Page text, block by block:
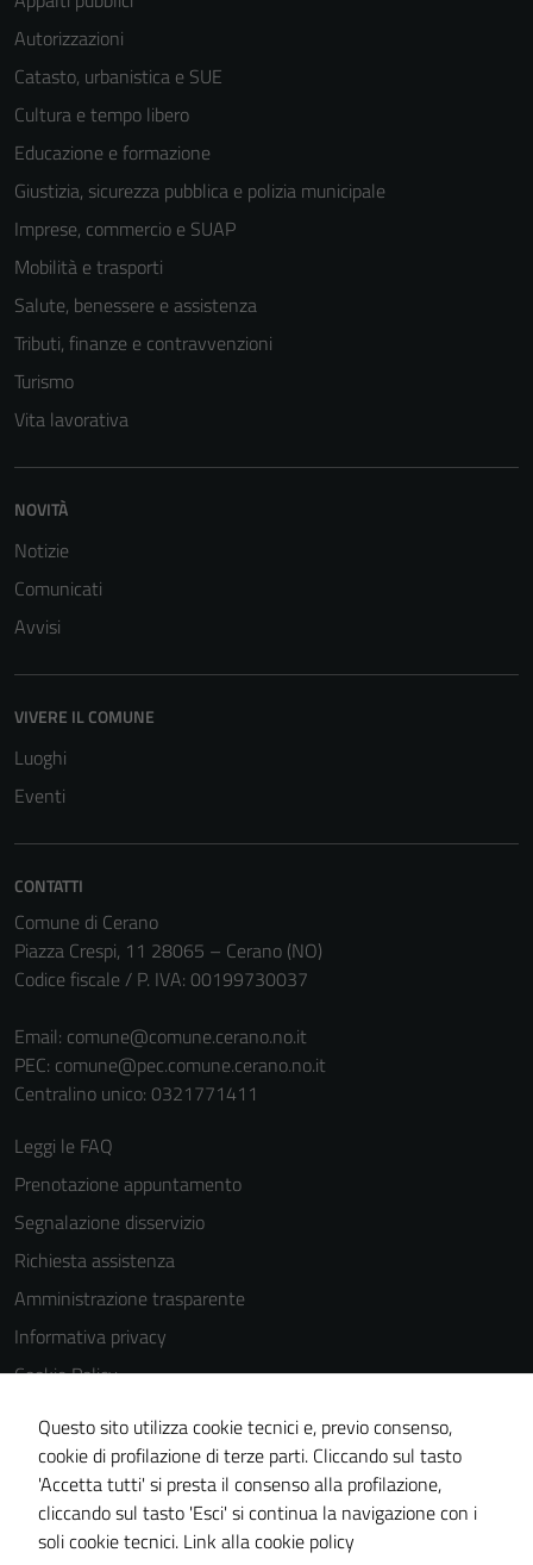
Autorizzazioni
Catasto, urbanistica e SUE
Cultura e tempo libero
Educazione e formazione
Giustizia, sicurezza pubblica e polizia municipale
Imprese, commercio e SUAP
Mobilità e trasporti
Salute, benessere e assistenza
Tributi, finanze e contravvenzioni
Turismo
Vita lavorativa
NOVITÀ
Notizie
Comunicati
Avvisi
VIVERE IL COMUNE
Luoghi
Eventi
CONTATTI
Comune di Cerano
Piazza Crespi, 11 28065 – Cerano (NO)
Codice fiscale / P. IVA: 00199730037
Email: comune@comune.cerano.no.it
PEC: comune@pec.comune.cerano.no.it
Centralino unico: 0321771411
Leggi le FAQ
Prenotazione appuntamento
Segnalazione disservizio
Richiesta assistenza
Amministrazione trasparente
Informativa privacy
Cookie Policy
Note legali
Dichiarazione di accessibilità
Piano di miglioramento del sito
Meccanismo di feedback
Questo sito utilizza cookie tecnici e, previo consenso,
cookie di profilazione di terze parti. Cliccando sul tasto
'Accetta tutti' si presta il consenso alla profilazione,
cliccando sul tasto 'Esci' si continua la navigazione con i
soli cookie tecnici. Link alla cookie policy
Questi cookie
sono necessari
del sito e non